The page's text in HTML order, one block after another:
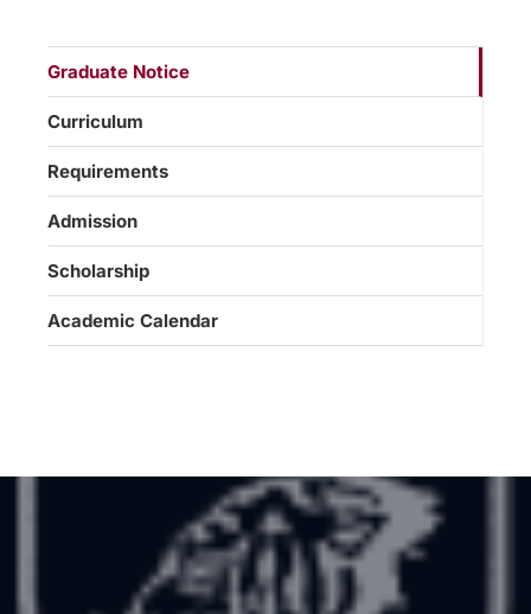
Graduate Notice
Curriculum
Requirements
Admission
Scholarship
Academic Calendar